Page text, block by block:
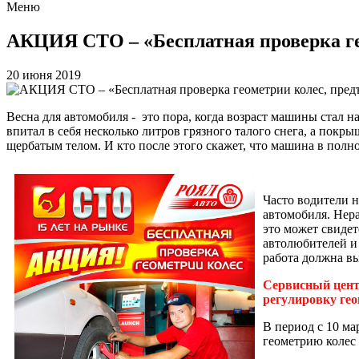
Меню
АКЦИЯ СТО – «Бесплатная проверка
20 июня 2019
Весна для автомобиля - это пора, когда возраст машины стал
впитал в себя несколько литров грязного талого снега, а
щербатым телом. И кто после этого скажет, что машина в
Часто водители
автомобиля.
это может
автолюбителей
работа должна
Сервисный
регулировку
В период с 10
геометрию колес